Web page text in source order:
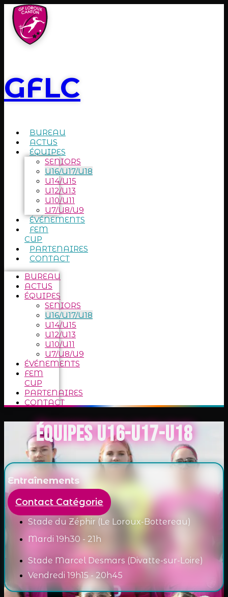
GFLC
BUREAU
ACTUS
ÉQUIPES
SENIORS
U16/U17/U18
U14/U15
U12/U13
U10/U11
U7/U8/U9
ÉVÉNEMENTS
FEM
CUP
PARTENAIRES
CONTACT
BUREAU
ACTUS
ÉQUIPES
SENIORS
U16/U17/U18
U14/U15
U12/U13
U10/U11
U7/U8/U9
ÉVÉNEMENTS
FEM
CUP
PARTENAIRES
CONTACT
ÉQUIPES U16-U17-U18
Entraînements
Contact Catégorie
Stade du Zéphir (Le Loroux-Bottereau)
Mardi 19h30 - 21h
Stade Marcel Desmars (Divatte-sur-Loire)
Vendredi 19h15 - 20h45